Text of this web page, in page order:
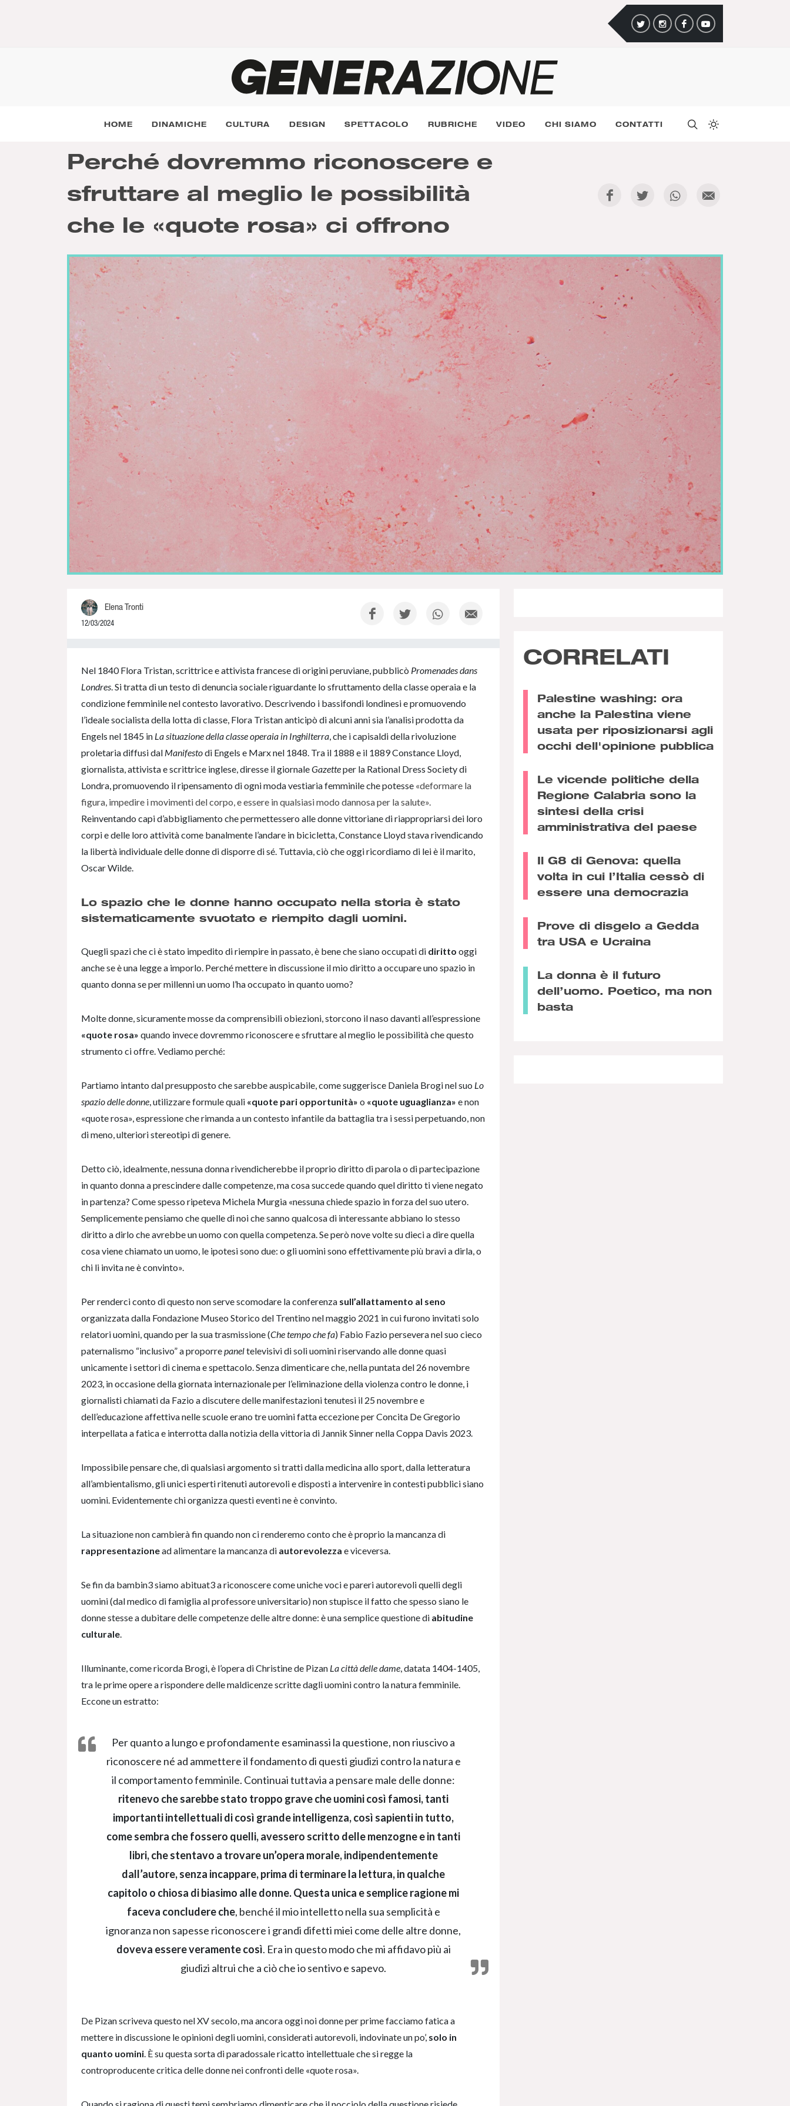
HOME DINAMICHE CULTURA DESIGN SPETTACOLO RUBRICHE VIDEO CHI SIAMO CONTATTI
Perché dovremmo riconoscere e
sfruttare al meglio le possibilità
che le «quote rosa» ci offrono
Elena Tronti
12/03/2024
Nel 1840 Flora Tristan, scrittrice e attivista francese di origini peruviane, pubblicò Promenades dans
Londres. Si tratta di un testo di denuncia sociale riguardante lo sfruttamento della classe operaia e la
condizione femminile nel contesto lavorativo. Descrivendo i bassifondi londinesi e promuovendo
l’ideale socialista della lotta di classe, Flora Tristan anticipò di alcuni anni sia l’analisi prodotta da
Engels nel 1845 in La situazione della classe operaia in Inghilterra, che i capisaldi della rivoluzione
proletaria diffusi dal Manifestodi Engels e Marx nel 1848. Tra il 1888 e il 1889 Constance Lloyd,
giornalista, attivista e scrittrice inglese, diresse il giornaleGazetteper la Rational Dress Society di
Londra, promuovendo il ripensamento di ogni moda vestiaria femminile che potesse «deformare la
figura, impedire i movimenti del corpo, e essere in qualsiasi modo dannosa per la salute».
Reinventando capi d’abbigliamento che permettessero alle donne vittoriane di riappropriarsi dei loro
corpi e delle loro attività come banalmente l’andare in bicicletta, Constance Lloyd stava rivendicando
la libertà individuale delle donne di disporre di sé. Tuttavia, ciò che oggi ricordiamo di lei è il marito,
Oscar Wilde.
Lo spazio che le donne hanno occupato nella storia è stato
sistematicamente svuotato e riempito dagli uomini.
Quegli spazi che ci è stato impedito di riempire in passato, è bene che siano occupati di diritto oggi
anche se è una legge a imporlo. Perché mettere in discussione il mio diritto a occupare uno spazio in
quanto donna se per millenni un uomo l’ha occupato in quanto uomo?
Molte donne, sicuramente mosse da comprensibili obiezioni, storcono il naso davanti all’espressione
«quote rosa» quando invece dovremmo riconoscere e sfruttare al meglio le possibilità che questo
strumento ci offre. Vediamo perché:
Partiamo intanto dal presupposto che sarebbe auspicabile, come suggerisce Daniela Brogi nel suo Lo
spazio delle donne, utilizzare formule quali «quote pari opportunità» o «quote uguaglianza» e non
«quote rosa», espressione che rimanda a un contesto infantile da battaglia tra i sessi perpetuando, non
di meno, ulteriori stereotipi di genere.
Detto ciò, idealmente, nessuna donna rivendicherebbe il proprio diritto di parola o di partecipazione
in quanto donna a prescindere dalle competenze, ma cosa succede quando quel diritto ti viene negato
in partenza? Come spesso ripeteva Michela Murgia «nessuna chiede spazio in forza del suo utero.
Semplicemente pensiamo che quelle di noi che sanno qualcosa di interessante abbiano lo stesso
diritto a dirlo che avrebbe un uomo con quella competenza. Se però nove volte su dieci a dire quella
cosa viene chiamato un uomo, le ipotesi sono due: o gli uomini sono effettivamente più bravi a dirla, o
chi li invita ne è convinto».
Per renderci conto di questo non serve scomodare la conferenza sull’allattamento al seno
organizzata dalla Fondazione Museo Storico del Trentino nel maggio 2021 in cui furono invitati solo
relatori uomini, quando per la sua trasmissione (Che tempo che fa) Fabio Fazio persevera nel suo cieco
paternalismo “inclusivo” a proporrepaneltelevisivi di soli uomini riservando alle donne quasi
unicamente i settori di cinema e spettacolo. Senza dimenticare che, nella puntata del 26 novembre
2023, in occasione della giornata internazionale per l’eliminazione della violenza contro le donne, i
giornalisti chiamati da Fazio a discutere delle manifestazioni tenutesi il 25 novembre e
dell’educazione affettiva nelle scuole erano tre uomini fatta eccezione per Concita De Gregorio
interpellata a fatica e interrotta dalla notizia della vittoria di Jannik Sinner nella Coppa Davis 2023.
Impossibile pensare che, di qualsiasi argomento si tratti dalla medicina allo sport, dalla letteratura
all’ambientalismo, gli unici esperti ritenuti autorevoli e disposti a intervenire in contesti pubblici siano
uomini. Evidentemente chi organizza questi eventi ne è convinto.
La situazione non cambierà fin quando non ci renderemo conto che è proprio la mancanza di
rappresentazionead alimentare la mancanza di autorevolezza e viceversa.
Se fin da bambin3 siamo abituat3 a riconoscere come uniche voci e pareri autorevoli quelli degli
uomini (dal medico di famiglia al professore universitario) non stupisce il fatto che spesso siano le
donne stesse a dubitare delle competenze delle altre donne: è una semplice questione di abitudine
culturale.
Illuminante, come ricorda Brogi, è l’opera di Christine de Pizan La città delle dame, datata 1404-1405,
tra le prime opere a rispondere delle maldicenze scritte dagli uomini contro la natura femminile.
Eccone un estratto:
Per quanto a lungo e profondamente esaminassi la questione, non riuscivo a
riconoscere né ad ammettere il fondamento di questi giudizi contro la natura e
il comportamento femminile. Continuai tuttavia a pensare male delle donne:
ritenevo che sarebbe stato troppo grave che uomini così famosi, tanti
importanti intellettuali di così grande intelligenza, così sapienti in tutto,
come sembra che fossero quelli, avessero scritto delle menzogne e in tanti
libri, che stentavo a trovare un’opera morale, indipendentemente
dall’autore, senza incappare, prima di terminare la lettura, in qualche
capitolo o chiosa di biasimo alle donne.Questa unica e semplice ragione mi
faceva concludere che, benché il mio intelletto nella sua semplicità e
ignoranza non sapesse riconoscere i grandi difetti miei come delle altre donne,
doveva essere veramente così. Era in questo modo che mi affidavo più ai
giudizi altrui che a ciò che io sentivo e sapevo.
De Pizan scriveva questo nel XV secolo, ma ancora oggi noi donne per prime facciamo fatica a
mettere in discussione le opinioni degli uomini, considerati autorevoli, indovinate un po’, solo in
quanto uomini. È su questa sorta di paradossale ricatto intellettuale che si regge la
controproducente critica delle donne nei confronti delle «quote rosa».
CORRELATI
Palestine washing: ora
anche la Palestina viene
usata per riposizionarsi agli
occhi dell'opinione pubblica
Le vicende politiche della
Regione Calabria sono la
sintesi della crisi
amministrativa del paese
Il G8 di Genova: quella
volta in cui l’Italia cessò di
essere una democrazia
Prove di disgelo a Gedda
tra USA e Ucraina
La donna è il futuro
dell’uomo. Poetico, ma non
basta